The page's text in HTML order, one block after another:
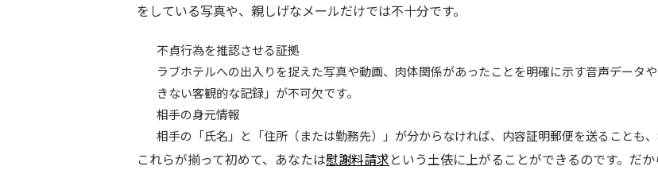
をしている写真や、親しげなメールだけでは不十分です。
不貞行為を推認させる証拠
ラブホテルへの出入りを捉えた写真や動画、肉体関係があったことを明確に示す音声データや
きない客観的な記録」 が不可欠です。
相手の身元情報
相手の「氏名」と「住所（または勤務先）」が分からなければ、内容証明郵便を送ることも
これらが揃って初めて、あなたは慰謝料請求という土俵に上がることができるのです。だ